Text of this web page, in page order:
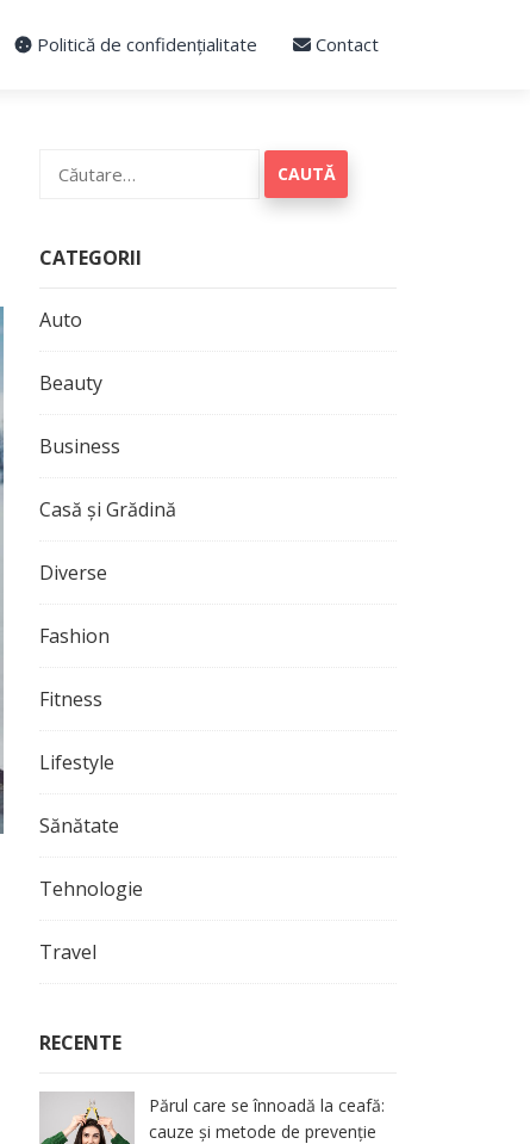
Politică de confidențialitate Contact
după:
CATEGORII
Auto
Beauty
Business
Casă și Grădină
Diverse
Fashion
Fitness
Lifestyle
Sănătate
Tehnologie
Travel
RECENTE
Părul care se înnoadă la ceafă:
cauze și metode de prevenție